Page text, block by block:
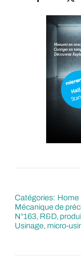
Catégories: Home
Mécanique de
N°163 R&D,
Usinage, micro-